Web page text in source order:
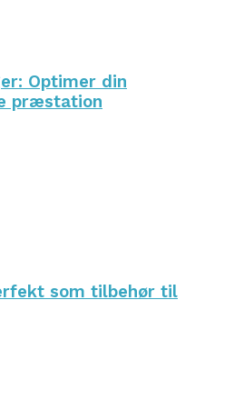
Optimer din
præstation
som tilbehør til